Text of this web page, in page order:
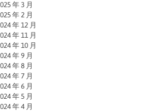
年 3 月
年 2 月
年 12 月
年 11 月
年 10 月
年 9 月
年 8 月
年 7 月
年 6 月
年 5 月
年 4 月